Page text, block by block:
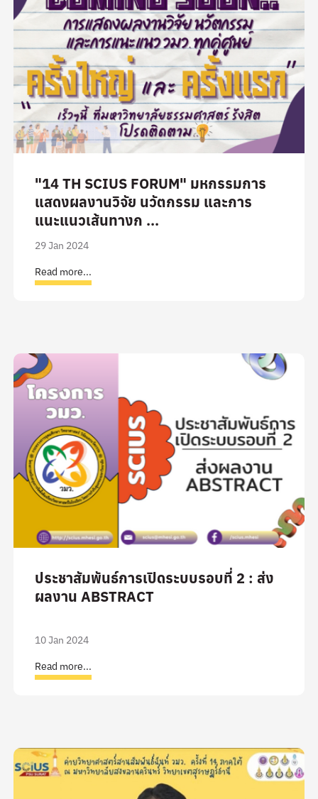
"14 TH SCIUS FORUM" มหกรรมการ
แสดงผลงานวิจัย นวัตกรรม และการ
แนะแนวเส้นทางก ...
29 Jan 2024
Read more...
ประชาสัมพันธ์การเปิดระบบรอบที่ 2 : ส่ง
ผลงาน ABSTRACT
10 Jan 2024
Read more...